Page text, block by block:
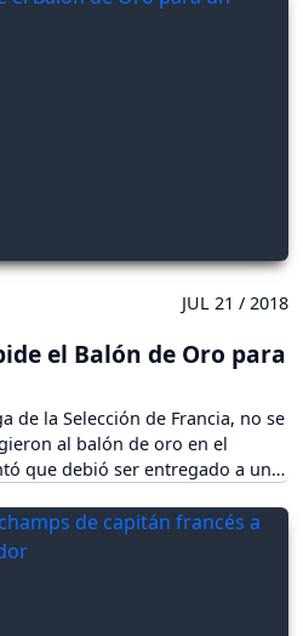
JUL 21 / 2018
el Balón de Oro para
de la Selección de Francia, no se
al balón de oro en el
que debió ser entregado a un